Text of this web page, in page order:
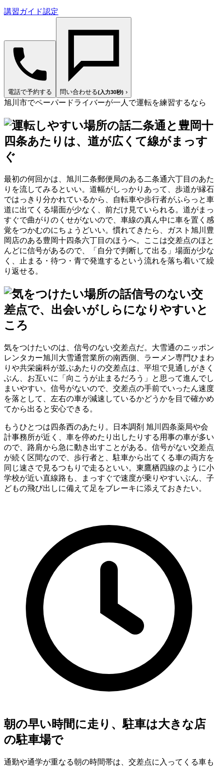
講習ガイド認定
電話で予約する 問い合わせる(入力30秒) ›
旭川市でペーパードライバーが一人で運転を練習するなら
二条通と豊岡十
四条あたりは、道が広くて線がまっす
ぐ
最初の何回かは、旭川二条郵便局のある二条通六丁目のあた
りを流してみるといい。道幅がしっかりあって、歩道が縁石
ではっきり分かれているから、自転車や歩行者がふらっと車
道に出てくる場面が少なく、前だけ見ていられる。道がまっ
すぐで曲がりのくせがないので、車線の真ん中に車を置く感
覚をつかむのにちょうどいい。慣れてきたら、ガスト旭川豊
岡店のある豊岡十四条六丁目のほうへ。ここは交差点のほと
んどに信号があるので、「自分で判断して出る」場面が少な
く、止まる・待つ・青で発進するという流れを落ち着いて繰
り返せる。
信号のない交
差点で、出会いがしらになりやすいと
ころ
気をつけたいのは、信号のない交差点だ。大雪通のニッポン
レンタカー旭川大雪通営業所の南西側、ラーメン専門ひまわ
りや共栄歯科が並ぶあたりの交差点は、平坦で見通しがきく
ぶん、お互いに「向こうが止まるだろう」と思って進んでし
まいやすい。信号がないので、交差点の手前でいったん速度
を落として、左右の車が減速しているかどうかを目で確かめ
てから出ると安心できる。
もうひとつは四条西のあたり。日本調剤 旭川四条薬局や会
計事務所が近く、車を停めたり出したりする用事の車が多い
ので、路肩から急に動き出すことがある。信号がない交差点
が続く区間なので、歩行者と、駐車から出てくる車の両方を
同じ速さで見るつもりで走るといい。東鷹栖四線のように小
学校が近い直線路も、まっすぐで速度が乗りやすいぶん、子
どもの飛び出しに備えて足をブレーキに添えておきたい。
朝の早い時間に走り、駐車は大きな店
の駐車場で
通勤や通学が重なる朝の時間帯は、交差点に入ってくる車も